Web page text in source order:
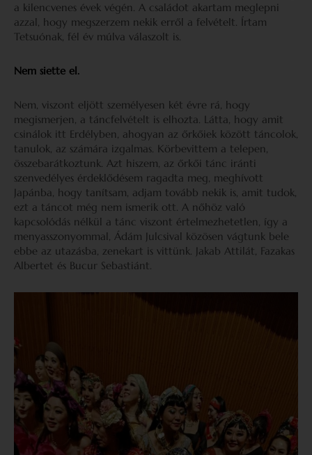
a kilencvenes évek végén. A családot akartam meglepni
azzal, hogy megszerzem nekik erről a felvételt. Írtam
Tetsuónak, fél év múlva válaszolt is.
Nem siette el.
Nem, viszont eljött személyesen két évre rá, hogy
megismerjen, a táncfelvételt is elhozta. Látta, hogy amit
csinálok itt Erdélyben, ahogyan az őrkőiek között táncolok,
tanulok, az számára izgalmas. Körbevittem a telepen,
összebarátkoztunk. Azt hiszem, az őrkői tánc iránti
szenvedélyes érdeklődésem ragadta meg, meghívott
Japánba, hogy tanítsam, adjam tovább nekik is, amit tudok,
ezt a táncot még nem ismerik ott. A nőhöz való
kapcsolódás nélkül a tánc viszont értelmezhetetlen, így a
menyasszonyommal, Ádám Julcsival közösen vágtunk bele
ebbe az utazásba, zenekart is vittünk. Jakab Attilát, Fazakas
Albertet és Bucur Sebastiánt.